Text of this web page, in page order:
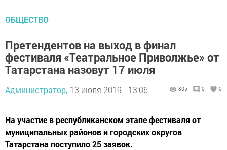
ОБЩЕСТВО
Претендентов на выход в финал
фестиваля «Театральное Приволжье» от
Татарстана назовут 17 июля
Администратор, 13 июля 2019 - 13:06 805 0 0
На участие в республиканском этапе фестиваля от
муниципальных районов и городских округов
Татарстана поступило 25 заявок.